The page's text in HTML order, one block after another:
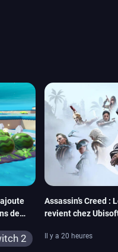
de
2
Assassin’s Creed :
revient chez
Il y a 20 heures